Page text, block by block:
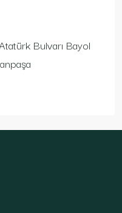
Bulvarı Bayol